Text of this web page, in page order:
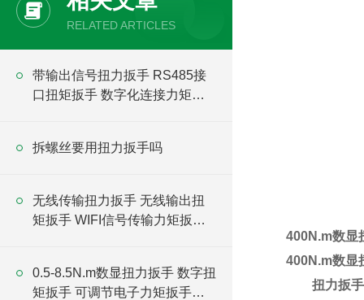
RELATED ARTICLES
带输出信号扭力扳手 RS485接
口扭矩扳手 数字化连接力矩扳
拆螺丝要用扭力扳手吗
无线传输扭力扳手 无线输出扭
矩扳手 WIFI信号传输力矩扳手
0.5-8.5N.m数显扭力扳手 数字扭
矩扳手 可调节电子力矩扳手厂
400N.m数显
400N.m数显
扭力扳手